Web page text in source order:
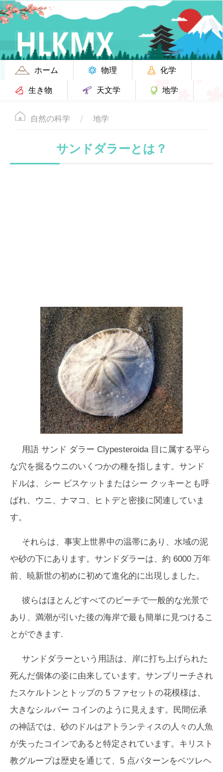
ホーム 物理
化学
生き物
天文学 地学
自然の科学 地学
サンドダラーとは？
用語 サンド ダラー Clypesteroida 目に属する平ら
な穴を掘るウニのいくつかの種を指します。サンド
ドルは、シー ビスケットまたはシー クッキーとも呼
ばれ、ウニ、ナマコ、ヒトデと密接に関連していま
す。
それらは、事実上世界中の温帯にあり、水域の泥
や砂の下にあります。サンドダラーは、約 6000 万年
前、暁新世の初めに初めて進化的に出現しました。
彼らはほとんどすべてのビーチで一般的な光景で
あり、満潮が引いた後の海岸で最も簡単に見つけるこ
とができます.
サンドダラーという用語は、岸に打ち上げられた
死んだ個体の姿に由来しています。サンブリーチされ
たスケルトンとトップの 5 ファセットの花模様は、
大きなシルバー コインのように見えます。民間伝承
の神話では、砂のドルはアトランティスの人々の人魚
が失ったコインであると特定されています。キリスト
教グループは歴史を通じて、5 点パターンをベツレヘ